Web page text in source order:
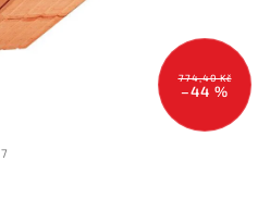
774,40 Kč
–44 %